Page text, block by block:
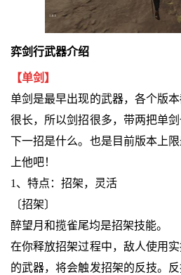
弈剑行武器介绍
【单剑】
单剑是最早出现的武器，各个版
很长，所以剑招很多，带两把单
下一招是什么。也是目前版本上
上他吧！
1、特点：招架，灵活
〔招架〕
醉望月和揽雀尾均是招架技能。
在你释放招架过程中，敌人使用
的武器，将会触发招架的反技。